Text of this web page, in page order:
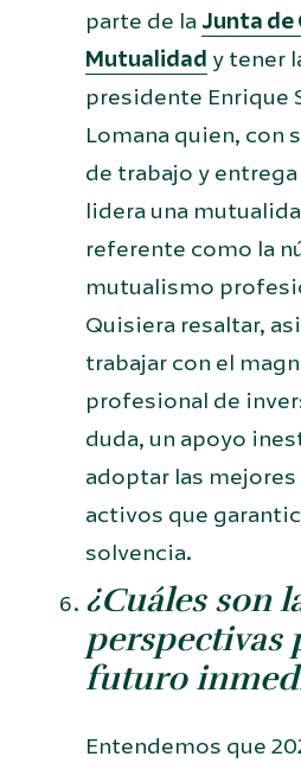
parte de la Junta de
Mutualidad y tener
presidente Enrique
Lomana quien, con
de trabajo y
lidera una
referente como la
mutualismo
Quisiera resaltar,
trabajar con el
profesional de
duda, un apoyo
adoptar las
activos que
solvencia.
¿Cuáles son
perspectivas
futuro
Entendemos que